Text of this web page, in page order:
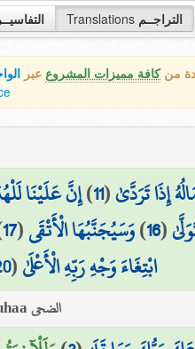
التفاسيــر Translations التراجــم
منكافة مميزات المشروع عبر
إِذَا تَرَدَّىٰ(
11
)إِنَّ عَلَيْنَا
(
16
)وَسَيُجَنَّبُهَا الْأَتْقَى(
17
ابْتِغَاءَ وَجْهِ رَبِّهِ الْأَعْلَىٰ(
الضحى Ad-Dhuhaa